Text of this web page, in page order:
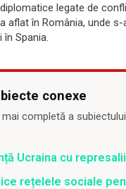
legate de
aflat în România, unde
Spania.
conexe
completă a
Ucraina cu
rețelele sociale